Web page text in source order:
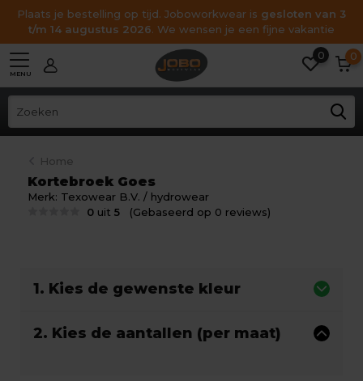
Plaats je bestelling op tijd. Joboworkwear is gesloten van 3
t/m 14 augustus 2026. We wensen je een fijne vakantie
MENU
0 0
Home
Kortebroek Goes
Merk: Texowear B.V. / hydrowear
0 uit5 (Gebaseerd op 0 reviews)
1. Kies de gewenste kleur
2. Kies de aantallen (per maat)